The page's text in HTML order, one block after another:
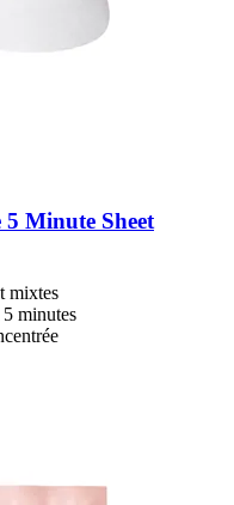
5 Minute Sheet
mixtes
minutes